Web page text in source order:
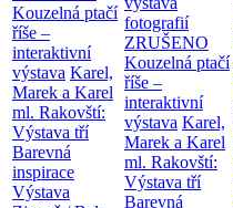
Kouzelná ptačí
říše –
interaktivní
výstava Karel,
Marek a Karel
ml. Rakovští:
Výstava tří
Barevná
inspirace
Výstava
fotografií
ZRUŠENO
Kouzelná ptačí
říše –
interaktivní
výstava Karel,
Marek a Karel
ml. Rakovští:
Výstava tří
Barevná